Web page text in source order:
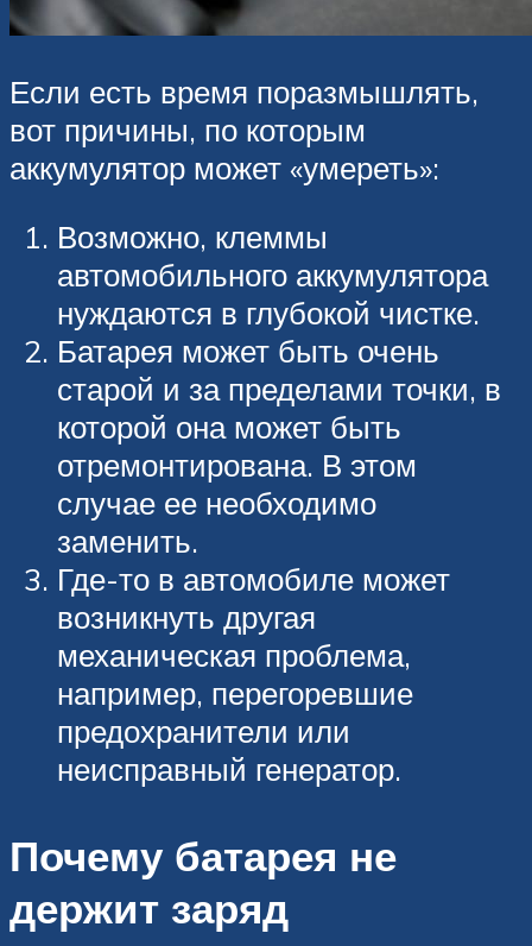
Если есть время поразмышлять,
вот причины, по которым
аккумулятор может «умереть»:
Возможно, клеммы
автомобильного аккумулятора
нуждаются в глубокой чистке.
Батарея может быть очень
старой и за пределами точки, в
которой она может быть
отремонтирована. В этом
случае ее необходимо
заменить.
Где-то в автомобиле может
возникнуть другая
механическая проблема,
например, перегоревшие
предохранители или
неисправный генератор.
Почему батарея не
держит заряд